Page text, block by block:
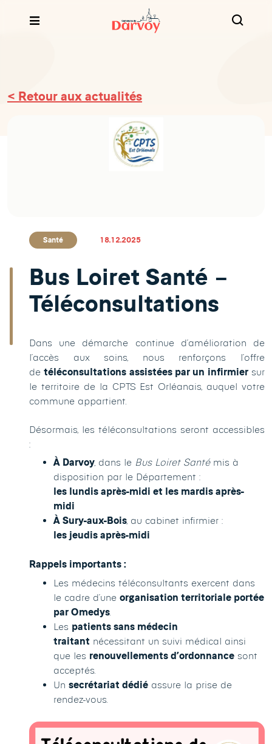
< Retour aux actualités
Santé 18.12.2025
Bus Loiret Santé –
Téléconsultations
Dans une démarche continue d’amélioration de
l’accès aux soins, nous renforçons l’offre
detéléconsultations assistées par un infirmiersur
le territoire de la CPTS Est Orléanais, auquel votre
commune appartient.
Désormais, les téléconsultations seront accessibles
:
À Darvoy, dans le Bus Loiret Santémis à
disposition par le Département :
les lundis après-midi et les mardis après-
midi
À Sury-aux-Bois, au cabinet infirmier :
les jeudis après-midi
Rappels importants :
Les médecins téléconsultants exercent dans
le cadre d’une organisation territoriale portée
par Omedys
Les patients sans médecin
traitant nécessitant un suivi médical ainsi
que les renouvellements d’ordonnance sont
acceptés.
Un secrétariat dédié assure la prise de
rendez-vous.